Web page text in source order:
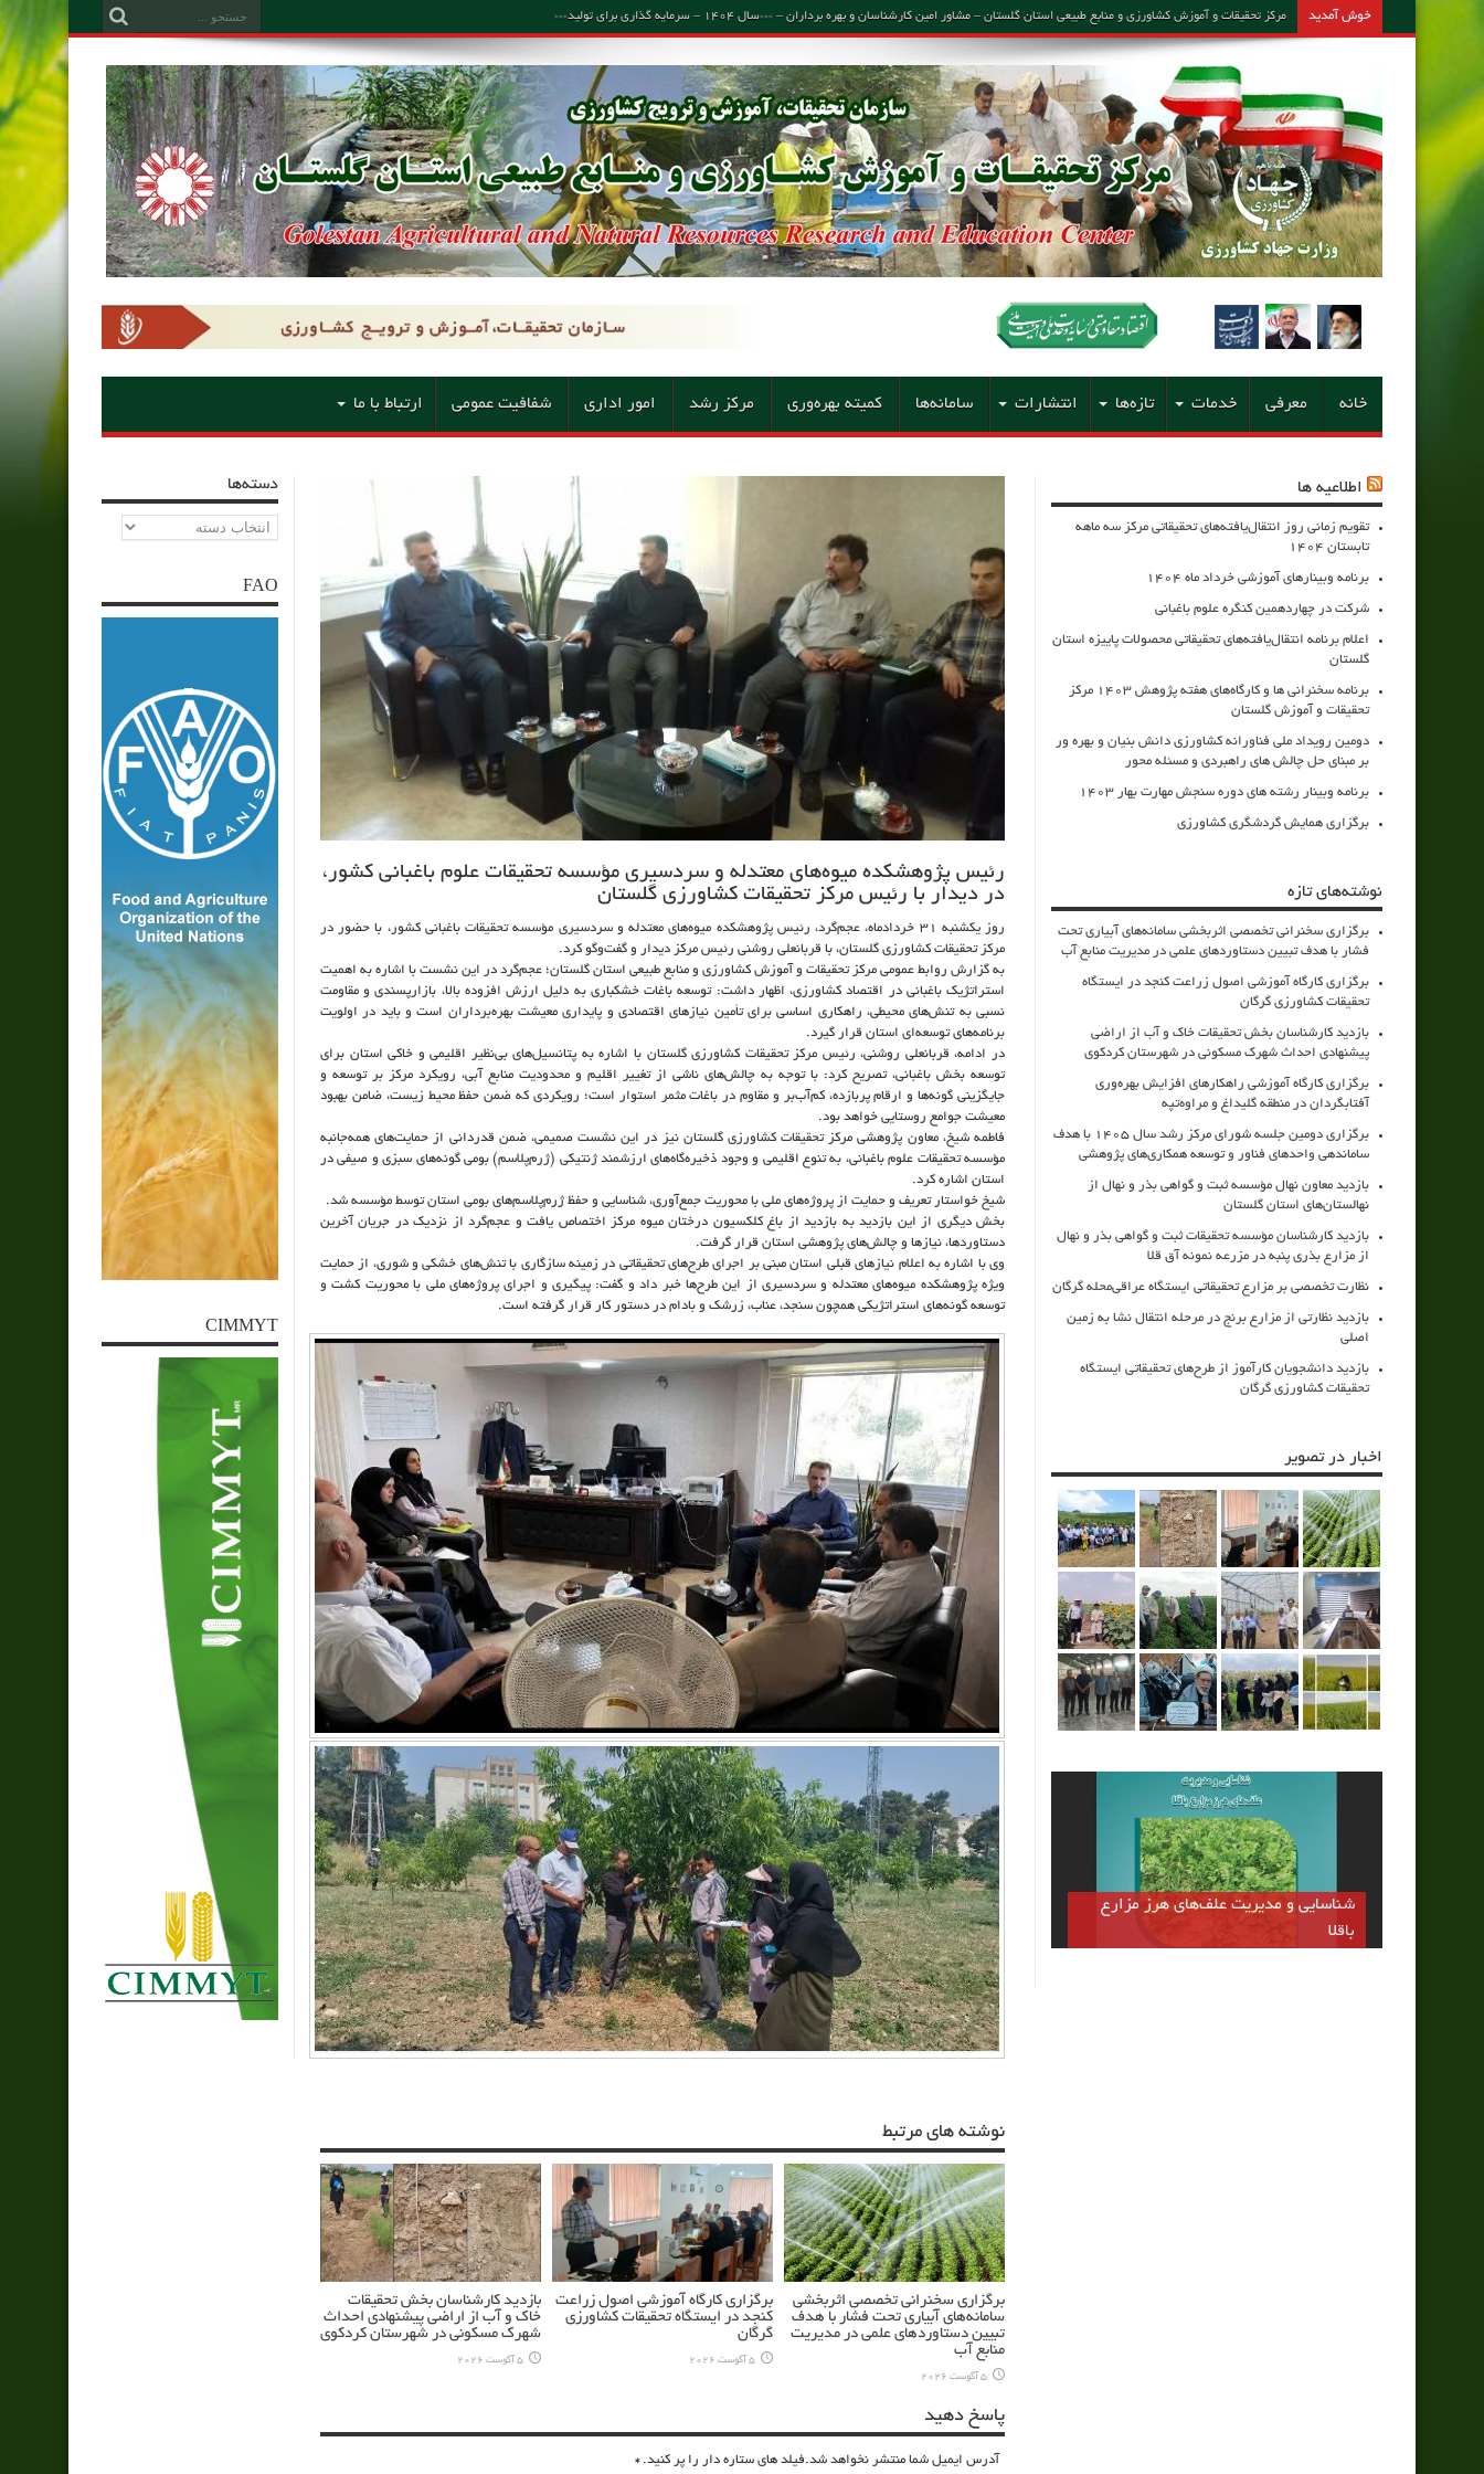
خوش آمدید مرکز تحقیقات و آموزش کشاورزی و منابع طبیعی استان گلستان – مشاور امین کارشناسان و بهره برداران – ***سال ۱۴۰۴ – سرمایه گذاری برای تولید***
خانه معرفی خدمات تازه‌ها انتشارات سامانه‌ها کمیته بهره‌وری مرکز رشد امور اداری شفافیت عمومی ارتباط با ما
رئیس پژوهشکده میوه‌های معتدله و سردسیری مؤسسه تحقیقات علوم باغبانی کشور،
در دیدار با رئیس مرکز تحقیقات کشاورزی گلستان
روز یکشنبه ۳۱ خردادماه، عجم‌گرد، رئیس پژوهشکده میوه‌های معتدله و سردسیری مؤسسه تحقیقات باغبانی کشور، با حضور در
مرکز تحقیقات کشاورزی گلستان، با قربانعلی روشنی رئیس مرکز دیدار و گفت‌وگو کرد.
به گزارش روابط عمومی مرکز تحقیقات و آموزش کشاورزی و منابع طبیعی استان گلستان؛ عجم‌گرد در این نشست با اشاره به اهمیت
استراتژیک باغبانی در اقتصاد کشاورزی، اظهار داشت: توسعه باغات خشکباری به دلیل ارزش افزوده بالا، بازارپسندی و مقاومت
نسبی به تنش‌های محیطی، راهکاری اساسی برای تأمین نیازهای اقتصادی و پایداری معیشت بهره‌برداران است و باید در اولویت
برنامه‌های توسعه‌ای استان قرار گیرد.
در ادامه، قربانعلی روشنی، رئیس مرکز تحقیقات کشاورزی گلستان با اشاره به پتانسیل‌های بی‌نظیر اقلیمی و خاکی استان برای
توسعه بخش باغبانی، تصریح کرد: با توجه به چالش‌های ناشی از تغییر اقلیم و محدودیت منابع آبی، رویکرد مرکز بر توسعه و
جایگزینی گونه‌ها و ارقام پربازده، کم‌آب‌بر و مقاوم در باغات مثمر استوار است؛ رویکردی که ضمن حفظ محیط زیست، ضامن بهبود
معیشت جوامع روستایی خواهد بود.
فاطمه شیخ، معاون پژوهشی مرکز تحقیقات کشاورزی گلستان نیز در این نشست صمیمی، ضمن قدردانی از حمایت‌های همه‌جانبه
مؤسسه تحقیقات علوم باغبانی، به تنوع اقلیمی و وجود ذخیره‌گاه‌های ارزشمند ژنتیکی (ژرم‌پلاسم) بومی گونه‌های سبزی و صیفی در
استان اشاره کرد.
شیخ خواستار تعریف و حمایت از پروژه‌های ملی با محوریت جمع‌آوری، شناسایی و حفظ ژرم‌پلاسم‌های بومی استان توسط مؤسسه شد.
بخش دیگری از این بازدید به بازدید از باغ کلکسیون درختان میوه مرکز اختصاص یافت و عجم‌گرد از نزدیک در جریان آخرین
دستاوردها، نیازها و چالش‌های پژوهشی استان قرار گرفت.
وی با اشاره به اعلام نیازهای قبلی استان مبنی بر اجرای طرح‌های تحقیقاتی در زمینه سازگاری با تنش‌های خشکی و شوری، از حمایت
ویژه پژوهشکده میوه‌های معتدله و سردسیری از این طرح‌ها خبر داد و گفت: پیگیری و اجرای پروژه‌های ملی با محوریت کشت و
توسعه گونه‌های استراتژیکی همچون سنجد، عناب، زرشک و بادام در دستور کار قرار گرفته است.
نوشته های مرتبط
برگزاری سخنرانی تخصصی اثربخشی
سامانه‌های آبیاری تحت فشار با هدف
تبیین دستاوردهای علمی در مدیریت
منابع آب
5 آگوست 2026
برگزاری کارگاه آموزشی اصول زراعت
کنجد در ایستگاه تحقیقات کشاورزی
گرگان
5 آگوست 2026
بازدید کارشناسان بخش تحقیقات
خاک و آب از اراضی پیشنهادی احداث
شهرک مسکونی در شهرستان کردکوی
5 آگوست 2026
پاسخ دهید
آدرس ایمیل شما منتشر نخواهد شد.فیلد های ستاره دار را پر کنید.*
دسته‌ها
دسته‌ها
FAO
CIMMYT
اطلاعیه ها
تقویم زمانی روز انتقال‌یافته‌های تحقیقاتی مرکز سه ماهه
تابستان 1404
برنامه وبینارهای آموزشی خرداد ماه 1404
شرکت در چهاردهمین کنگره علوم باغبانی
اعلام برنامه انتقال‌یافته‌های تحقیقاتی محصولات پاییزه استان
گلستان
برنامه سخنرانی ها و کارگاه‌های هفته پژوهش 1403 مرکز
تحقیقات و آموزش گلستان
دومین رویداد ملی فناورانه کشاورزی دانش بنیان و بهره ور
بر مبنای حل چالش های راهبردی و مسئله محور
برنامه وبینار رشته های دوره سنجش مهارت بهار 1403
برگزاری همایش گردشگری کشاورزی
نوشته‌های تازه
برگزاری سخنرانی تخصصی اثربخشی سامانه‌های آبیاری تحت
فشار با هدف تبیین دستاوردهای علمی در مدیریت منابع آب
برگزاری کارگاه آموزشی اصول زراعت کنجد در ایستگاه
تحقیقات کشاورزی گرگان
بازدید کارشناسان بخش تحقیقات خاک و آب از اراضی
پیشنهادی احداث شهرک مسکونی در شهرستان کردکوی
برگزاری کارگاه آموزشی راهکارهای افزایش بهره‌وری
آفتابگردان در منطقه گلیداغ و مراوه‌تپه
برگزاری دومین جلسه شورای مرکز رشد سال ۱۴۰۵ با هدف
ساماندهی واحدهای فناور و توسعه همکاری‌های پژوهشی
بازدید معاون نهال مؤسسه ثبت و گواهی بذر و نهال از
نهالستان‌های استان گلستان
بازدید کارشناسان مؤسسه تحقیقات ثبت و گواهی بذر و نهال
از مزارع بذری پنبه در مزرعه نمونه آق قلا
نظارت تخصصی بر مزارع تحقیقاتی ایستگاه عراقی‌محله گرگان
بازدید نظارتی از مزارع برنج در مرحله انتقال نشا به زمین
اصلی
بازدید دانشجویان کارآموز از طرح‌های تحقیقاتی ایستگاه
تحقیقات کشاورزی گرگان
اخبار در تصویر
شناسایی و مدیریت علف‌های هرز مزارع
باقلا